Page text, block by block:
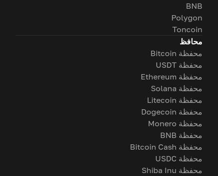
BNB
Polygon
Toncoin
محافظ
محفظة Bitcoin
محفظة USDT
محفظة Ethereum
محفظة Solana
محفظة Litecoin
محفظة Dogecoin
محفظة Monero
محفظة BNB
محفظة Bitcoin Cash
محفظة USDC
محفظة Shiba Inu